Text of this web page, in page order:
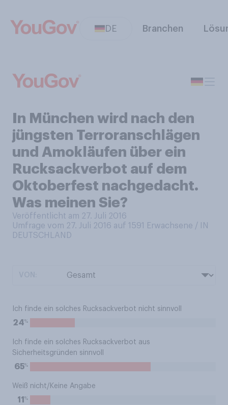
DE Branchen
In München wird nach den
jüngsten Terroranschlägen
und Amokläufen über ein
Rucksackverbot auf dem
Oktoberfest nachgedacht.
Was meinen Sie?
Veröffentlicht am 27. Juli 2016
Umfrage vom 27. Juli 2016 auf 1591
Erwachsene / IN
DEUTSCHLAND
Ich finde ein solches Rucksackverbot nicht sinnvoll
24%
Ich finde ein solches Rucksackverbot aus
Sicherheitsgründen sinnvoll
65%
Weiß nicht/Keine Angabe
11 %